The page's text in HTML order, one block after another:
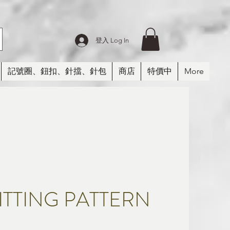
登入 Log In
記號圈、鈕扣、針擋、針包 商店 特價中 More
PATTERN